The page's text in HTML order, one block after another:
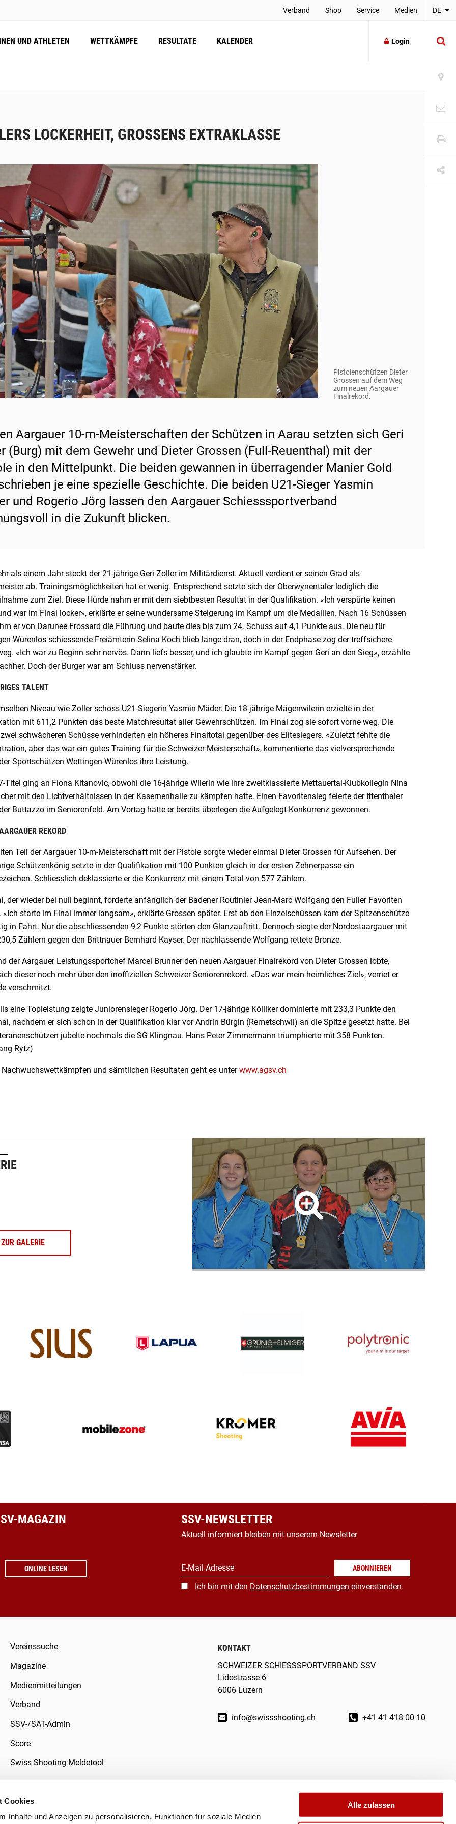
Cookies
Inhalte und Anzeigen zu personalisieren, Funktionen für soziale Medien
Alle zulassen
Verband Shop Service Medien DE
UND ATHLETEN WETTKÄMPFE RESULTATE KALENDER Login
LOCKERHEIT, GROSSENS EXTRAKLASSE
Pistolenschützen Dieter
Grossen auf dem Weg
zum neuen Aargauer
Finalrekord.
Aargauer 10-m-Meisterschaften der Schützen in Aarau setzten sich Geri
(Burg) mit dem Gewehr und Dieter Grossen (Full-Reuenthal) mit der
in den Mittelpunkt. Die beiden gewannen in überragender Manier Gold
je eine spezielle Geschichte. Die beiden U21-Sieger Yasmin
und Rogerio Jörg lassen den Aargauer Schiesssportverband
in die Zukunft blicken.
als einem Jahr steckt der 21-jährige Geri Zoller im Militärdienst. Aktuell verdient er seinen Grad als
ab. Trainingsmöglichkeiten hat er wenig. Entsprechend setzte sich der Oberwynentaler lediglich die
zum Ziel. Diese Hürde nahm er mit dem siebtbesten Resultat in der Qualifikation. «Ich verspürte keinen
war im Final locker», erklärte er seine wundersame Steigerung im Kampf um die Medaillen. Nach 16 Schüssen
er von Darunee Frossard die Führung und baute dies bis zum 24. Schuss auf 4,1 Punkte aus. Die neu für
Würenlos schiessende Freiämterin Selina Koch blieb lange dran, doch in der Endphase zog der treffsichere
«Ich war zu Beginn sehr nervös. Dann liefs besser, und ich glaubte im Kampf gegen Geri an den Sieg», erzählte
Doch der Burger war am Schluss nervenstärker.
TALENT
Niveau wie Zoller schoss U21-Siegerin Yasmin Mäder. Die 18-jährige Mägenwilerin erzielte in der
mit 611,2 Punkten das beste Matchresultat aller Gewehrschützen. Im Final zog sie sofort vorne weg. Die
schwächeren Schüsse verhinderten ein höheres Finaltotal gegenüber des Elitesiegers. «Zuletzt fehlte die
aber das war ein gutes Training für die Schweizer Meisterschaft», kommentierte das vielversprechende
Sportschützen Wettingen-Würenlos ihre Leistung.
Titel ging an Fiona Kitanovic, obwohl die 16-jährige Wilerin wie ihre zweitklassierte Mettauertal-Klubkollegin Nina
mit den Lichtverhältnissen in der Kasernenhalle zu kämpfen hatte. Einen Favoritensieg feierte der Ittenthaler
Buttazzo im Seniorenfeld. Am Vortag hatte er bereits überlegen die Aufgelegt-Konkurrenz gewonnen.
REKORD
Teil der Aargauer 10-m-Meisterschaft mit der Pistole sorgte wieder einmal Dieter Grossen für Aufsehen. Der
Schützenkönig setzte in der Qualifikation mit 100 Punkten gleich in der ersten Zehnerpasse ein
Schliesslich deklassierte er die Konkurrenz mit einem Total von 577 Zählern.
der wieder bei null beginnt, forderte anfänglich der Badener Routinier Jean-Marc Wolfgang den Fuller Favoriten
«Ich starte im Final immer langsam», erklärte Grossen später. Erst ab den Einzelschüssen kam der Spitzenschütze
in Fahrt. Nur die abschliessenden 9,2 Punkte störten den Glanzauftritt. Dennoch siegte der Nordostaargauer mit
Zählern gegen den Brittnauer Bernhard Kayser. Der nachlassende Wolfgang rettete Bronze.
der Aargauer Leistungssportchef Marcel Brunner den neuen Aargauer Finalrekord von Dieter Grossen lobte,
dieser noch mehr über den inoffiziellen Schweizer Seniorenrekord. «Das war mein heimliches Ziel», verriet er
verschmitzt.
eine Topleistung zeigte Juniorensieger Rogerio Jörg. Der 17-jährige Kölliker dominierte mit 233,3 Punkte den
nachdem er sich schon in der Qualifikation klar vor Andrin Bürgin (Remetschwil) an die Spitze gesetzt hatte. Bei
jubelte nochmals die SG Klingnau. Hans Peter Zimmermann triumphierte mit 358 Punkten.
Rytz)
und sämtlichen Resultaten geht es unterwww.agsv.ch
ZUR GALERIE
MAGAZIN
ONLINE LESEN
SSV-NEWSLETTER
Aktuell informiert bleiben mit unserem Newsletter
E-Mail Adresse ABONNIEREN
Ich bin mit den Datenschutzbestimmungen einverstanden.
Vereinssuche
Magazine
Medienmitteilungen
Verband
SSV-/SAT-Admin
Score
Swiss Shooting Meldetool
KONTAKT
SCHWEIZER SCHIESSSPORTVERBAND SSV
Lidostrasse 6
6006 Luzern
info@swissshooting.ch +41 41 418 00 10